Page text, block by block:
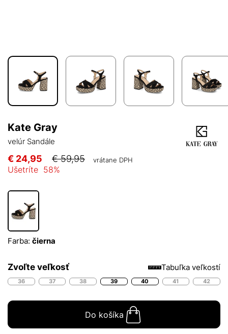
Kate Gray
velúr Sandále
€ 24,95 € 59,95 vrátane DPH
Ušetríte 58%
Farba: čierna
Zvoľte veľkosť Tabuľka veľkostí
36 37 38 39 40 41 42
Do košíka